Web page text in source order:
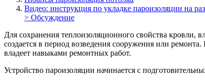
Видео: инструкция по укладке пароизоляции на
> Обсуждение
Для сохранения теплоизоляционного свойства кровли,
создается в период возведения сооружения или
владеет навыками ремонтных работ.
Устройство пароизоляции начинается с